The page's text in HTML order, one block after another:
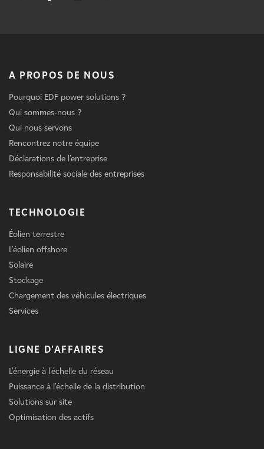
A PROPOS DE NOUS
Pourquoi EDF power solutions ?
Qui sommes-nous ?
Qui nous servons
Rencontrez notre équipe
Déclarations de l'entreprise
Responsabilité sociale des entreprises
TECHNOLOGIE
Éolien terrestre
L'éolien offshore
Solaire
Stockage
Chargement des véhicules électriques
Services
LIGNE D'AFFAIRES
L'énergie à l'échelle du réseau
Puissance à l'échelle de la distribution
Solutions sur site
Optimisation des actifs